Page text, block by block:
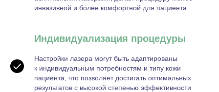
инвазивной и более комфортной для пациента.
Индивидуализация процедуры
Настройки лазера могут быть адаптированы
к индивидуальным потребностям и типу кожи
пациента, что позволяет достигать оптимальных
результатов с высокой степенью эффективности